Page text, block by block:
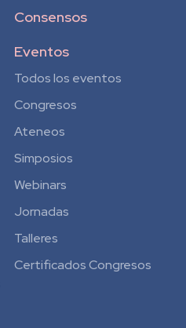
Consensos
Eventos
Todos los eventos
Congresos
Ateneos
Simposios
Webinars
Jornadas
Talleres
Certificados Congresos